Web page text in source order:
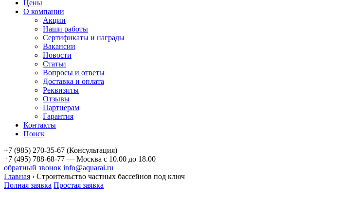
Цены
О компании
Акции
Наши работы
Сертификаты и награды
Вакансии
Новости
Статьи
Вопросы и ответы
Доставка и оплата
Реквизиты
Отзывы
Партнерам
Гарантия
Контакты
Поиск
+7 (985) 270-35-67 (Консультация)
+7 (495) 788-68-77 — Москва с 10.00 до 18.00
обратный звонок info@aquarai.ru
Главная › Строительство частных бассейнов под ключ
Полная заявка Простая заявка